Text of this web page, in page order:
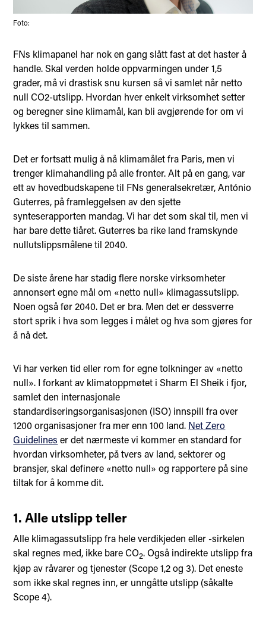
Foto:
FNs klimapanel har nok en gang slått fast at det haster å
handle. Skal verden holde oppvarmingen under 1,5
grader, må vi drastisk snu kursen så vi samlet når netto
null CO2-utslipp. Hvordan hver enkelt virksomhet setter
og beregner sine klimamål, kan bli avgjørende for om vi
lykkes til sammen.
Det er fortsatt mulig å nå klimamålet fra Paris, men vi
trenger klimahandling på alle fronter. Alt på en gang, var
ett av hovedbudskapene til FNs generalsekretær, António
Guterres, på framleggelsen av den sjette
synteserapporten mandag. Vi har det som skal til, men vi
har bare dette tiåret. Guterres ba rike land framskynde
nullutslippsmålene til 2040.
De siste årene har stadig flere norske virksomheter
annonsert egne mål om «netto null» klimagassutslipp.
Noen også før 2040. Det er bra. Men det er dessverre
stort sprik i hva som legges i målet og hva som gjøres for
å nå det.
Vi har verken tid eller rom for egne tolkninger av «netto
null». I forkant av klimatoppmøtet i Sharm El Sheik i fjor,
samlet den internasjonale
standardiseringsorganisasjonen (ISO) innspill fra over
1200 organisasjoner fra mer enn 100 land. Net Zero
Guidelines er det nærmeste vi kommer en standard for
hvordan virksomheter, på tvers av land, sektorer og
bransjer, skal definere «netto null» og rapportere på sine
tiltak for å komme dit.
1. Alle utslipp teller
Alle klimagassutslipp fra hele verdikjeden eller -sirkelen
skal regnes med, ikke bare CO2. Også indirekte utslipp fra
kjøp av råvarer og tjenester (Scope 1,2 og 3). Det eneste
som ikke skal regnes inn, er unngåtte utslipp (såkalte
Scope 4).